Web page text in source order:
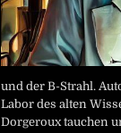
und der B-Strahl.
Labor des alten
Dorgeroux tauchen